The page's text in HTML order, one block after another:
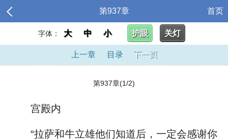
第937章 首页
字体： 大 中 小 护眼 关灯
上一章 目录 下一页
第937章(1/2)
宫殿内
“拉萨和牛立雄他们知道后，一定会感谢你